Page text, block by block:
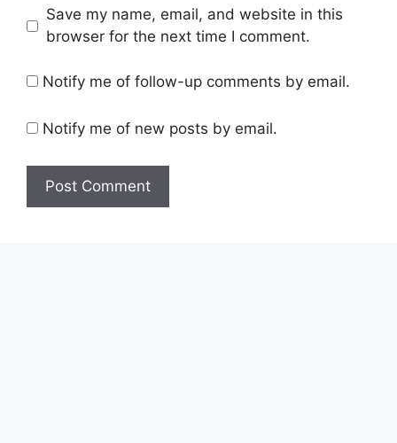
Save my name, email, and website in this
browser for the next time I comment.
Notify me of follow-up comments by email.
Notify me of new posts by email.